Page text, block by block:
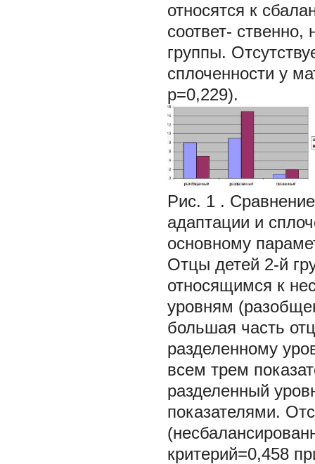
относятся к
соответ-
группы.
сплоченности у
р=0,229).
Рис. 1 .
адаптации и
основному
Отцы детей 2-й
относящимся к
уровням
большая часть
разделенному
всем трем
разделенный
показателями.
критерий=0,458